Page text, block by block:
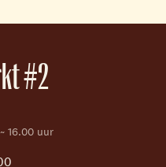
#2
16.00 uur